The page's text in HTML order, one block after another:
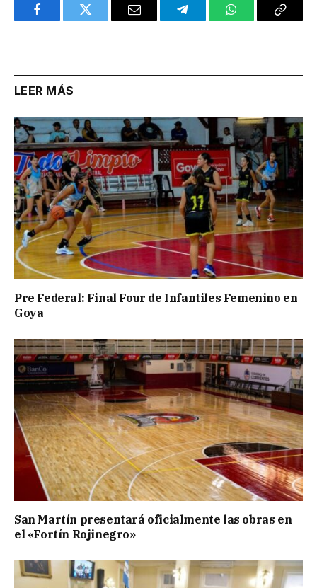
FacebookTwitter Email TelegramWhatsAppCopy
LEER MÁS
Pre Federal: Final Four de Infantiles Femenino en
Goya
San Martín presentará oficialmente las obras en
el «Fortín Rojinegro»